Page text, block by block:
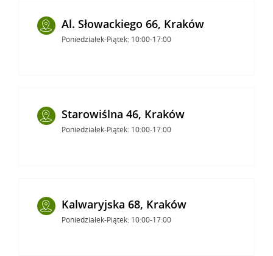
Al. Słowackiego 66, Kraków
Poniedziałek-Piątek: 10:00-17:00
Starowiślna 46, Kraków
Poniedziałek-Piątek: 10:00-17:00
Kalwaryjska 68, Kraków
Poniedziałek-Piątek: 10:00-17:00